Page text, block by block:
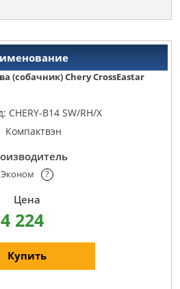
(собачник) Chery CrossEastar
CHERY-B14 SW/RH/X
Компактвэн
Эконом ?
4 224
Купить